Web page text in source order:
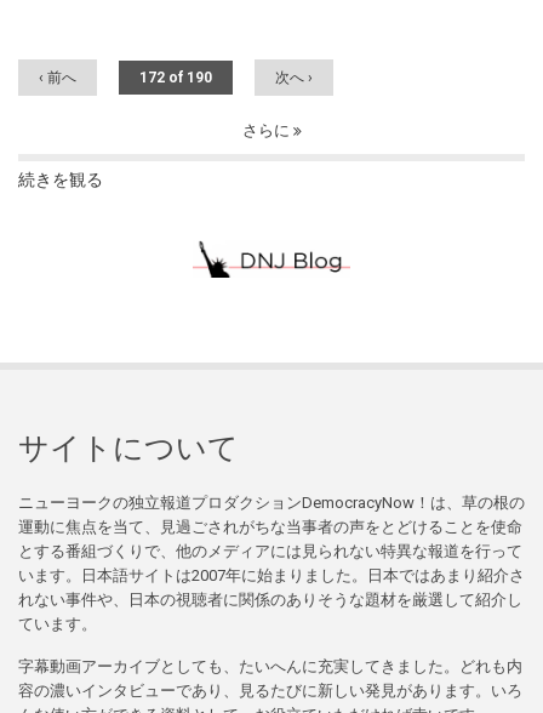
‹ 前へ 172 of 190 次へ ›
さらに
続きを観る
サイトについて
ニューヨークの独立報道プロダクションDemocracyNow！は、草の根の
運動に焦点を当て、見過ごされがちな当事者の声をとどけることを使命
とする番組づくりで、他のメディアには見られない特異な報道を行って
います。日本語サイトは2007年に始まりました。日本ではあまり紹介さ
れない事件や、日本の視聴者に関係のありそうな題材を厳選して紹介し
ています。
字幕動画アーカイブとしても、たいへんに充実してきました。どれも内
容の濃いインタビューであり、見るたびに新しい発見があります。いろ